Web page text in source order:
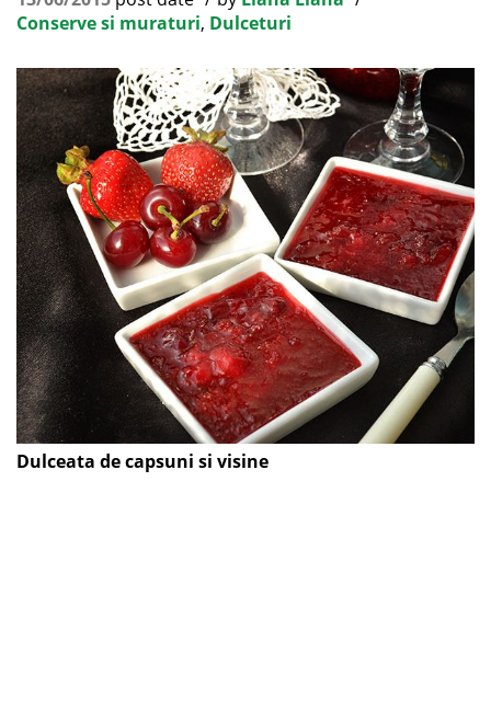
Conserve si muraturi, Dulceturi
Dulceata de capsuni si visine